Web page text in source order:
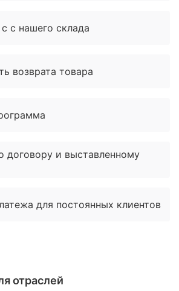
с нашего склада
возврата товара
договору и выставленному
для постоянных клиентов
отраслей